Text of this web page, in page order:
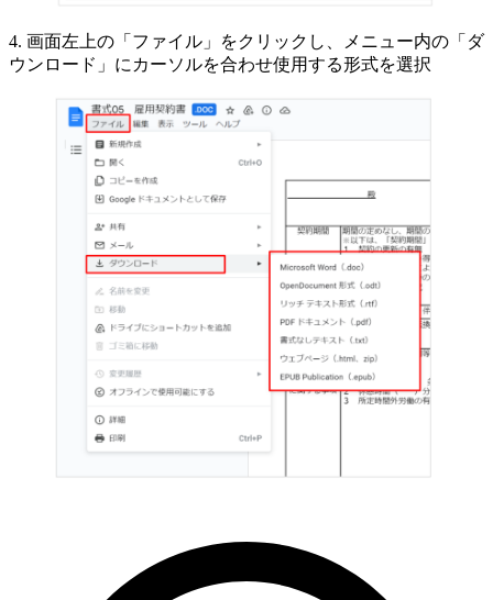
4. 画面左上の「ファイル」をクリックし、メニュー内の「ダ
ウンロード」にカーソルを合わせ使用する形式を選択